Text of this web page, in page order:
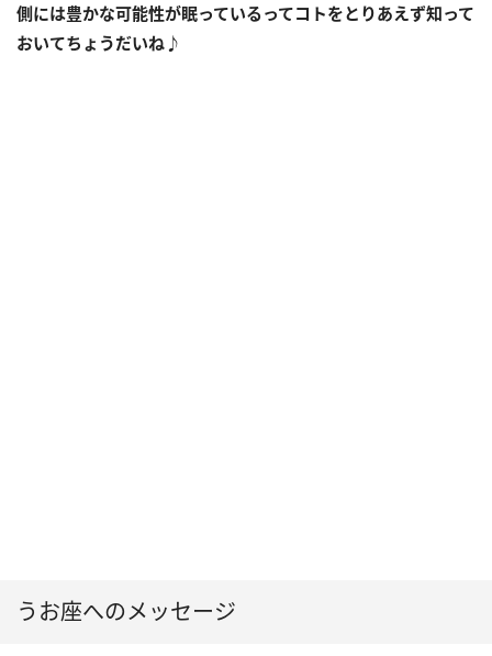
側には豊かな可能性が眠っているってコトをとりあえず知って
おいてちょうだいね♪
うお座へのメッセージ